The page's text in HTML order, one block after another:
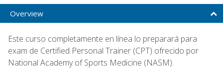
Overview
Este curso completamente en línea lo preparará para
exam de Certified Personal Trainer (CPT) ofrecido por
National Academy of Sports Medicine (NASM).